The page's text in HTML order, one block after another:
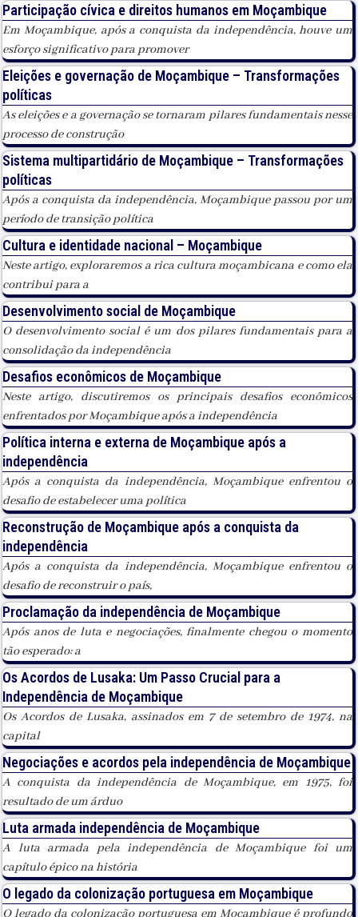
Participação cívica e direitos humanos em Moçambique
Em Moçambique, após a conquista da independência, houve um
esforço significativo para promover
Eleições e governação de Moçambique – Transformações
políticas
As eleições e a governação se tornaram pilares fundamentais nesse
processo de construção
Sistema multipartidário de Moçambique – Transformações
políticas
Após a conquista da independência, Moçambique passou por um
período de transição política
Cultura e identidade nacional – Moçambique
Neste artigo, exploraremos a rica cultura moçambicana e como ela
contribui para a
Desenvolvimento social de Moçambique
O desenvolvimento social é um dos pilares fundamentais para a
consolidação da independência
Desafios econômicos de Moçambique
Neste artigo, discutiremos os principais desafios econômicos
enfrentados por Moçambique após a independência
Política interna e externa de Moçambique após a
independência
Após a conquista da independência, Moçambique enfrentou o
desafio de estabelecer uma política
Reconstrução de Moçambique após a conquista da
independência
Após a conquista da independência, Moçambique enfrentou o
desafio de reconstruir o país,
Proclamação da independência de Moçambique
Após anos de luta e negociações, finalmente chegou o momento
tão esperado: a
Os Acordos de Lusaka: Um Passo Crucial para a
Independência de Moçambique
Os Acordos de Lusaka, assinados em 7 de setembro de 1974, na
capital
Negociações e acordos pela independência de Moçambique
A conquista da independência de Moçambique, em 1975, foi
resultado de um árduo
Luta armada independência de Moçambique
A luta armada pela independência de Moçambique foi um
capítulo épico na história
O legado da colonização portuguesa em Moçambique
O legado da colonização portuguesa em Moçambique é profundo